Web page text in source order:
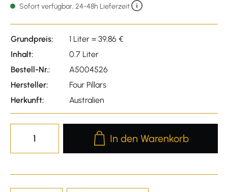
Sofort verfügbar, 24-48h Lieferzeit
Grundpreis:
1 Liter = 39,86 €
Inhalt:
0.7 Liter
Bestell-Nr.:
A5004526
Hersteller:
Four Pillars
Herkunft:
Australien
Produkt Anzahl: Gib den
In den Warenkorb